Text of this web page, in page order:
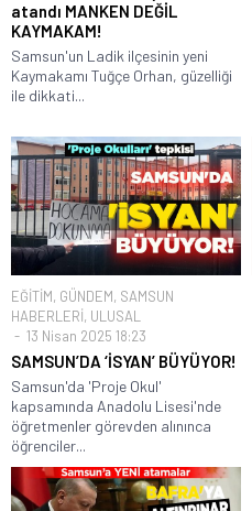
atandı MANKEN DEĞİL
KAYMAKAM!
Samsun'un Ladik ilçesinin yeni
Kaymakamı Tuğçe Orhan, güzelliği
ile dikkati...
EĞİTİM, GÜNDEM, SAMSUN
HABERLERİ, ULUSAL
13 Nisan 2025 18:23
SAMSUN’DA ‘İSYAN’ BÜYÜYOR!
Samsun'da 'Proje Okul'
kapsamında Anadolu Lisesi'nde
öğretmenler görevden alınınca
öğrenciler...